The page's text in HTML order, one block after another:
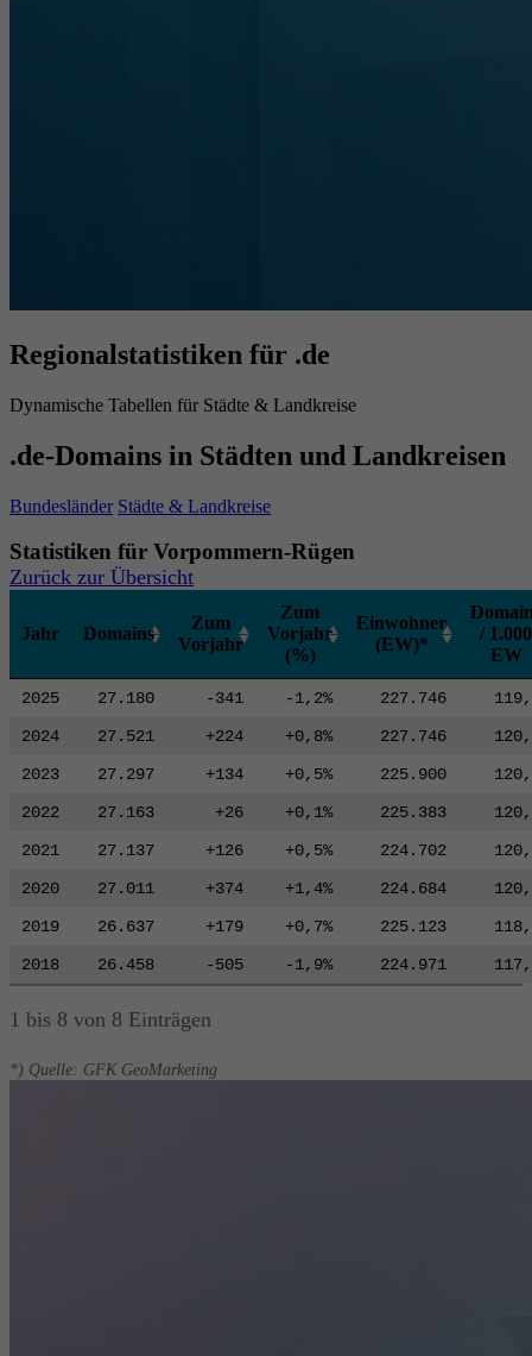
Regionalstatistiken für .de
Dynamische Tabellen für Städte & Landkreise
.de-Domains in Städten und Landkreisen
Bundesländer Städte & Landkreise
Statistiken für Vorpommern-Rügen
Zurück zur Übersicht
Jahr Domains
Zum
Vorjahr
Zum
Vorjahr
(%)
Einwohner
(EW)*
/ 1.000
EW
2025 27.180 -341 -1,2% 227.746
2024
27.521 +224 +0,8% 227.746
2023
27.297 +134 +0,5% 225.900
2022
27.163 +26 +0,1% 225.383
2021
27.137 +126 +0,5% 224.702
2020
27.011 +374 +1,4% 224.684
2019
26.637 +179 +0,7% 225.123
2018
26.458 -505 -1,9% 224.971
1 bis 8 von 8 Einträgen
*) Quelle: GFK GeoMarketing